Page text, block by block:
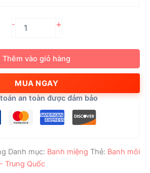
-
Dạng
Vòng
Lip
Ring
Retractor
Standard
số
+
Thêm vào giỏ hàng
MUA NGAY
an toàn được đảm bảo
Danh mục: Banh miệng Thẻ: Banh môi
Trung Quốc